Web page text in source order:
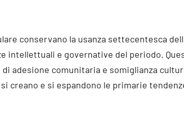
conservano la usanza settecentesca
intellettuali e governative del periodo.
adesione comunitaria e somiglianza
creano e si espandono le primarie